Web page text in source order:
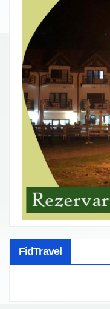
FidTravel